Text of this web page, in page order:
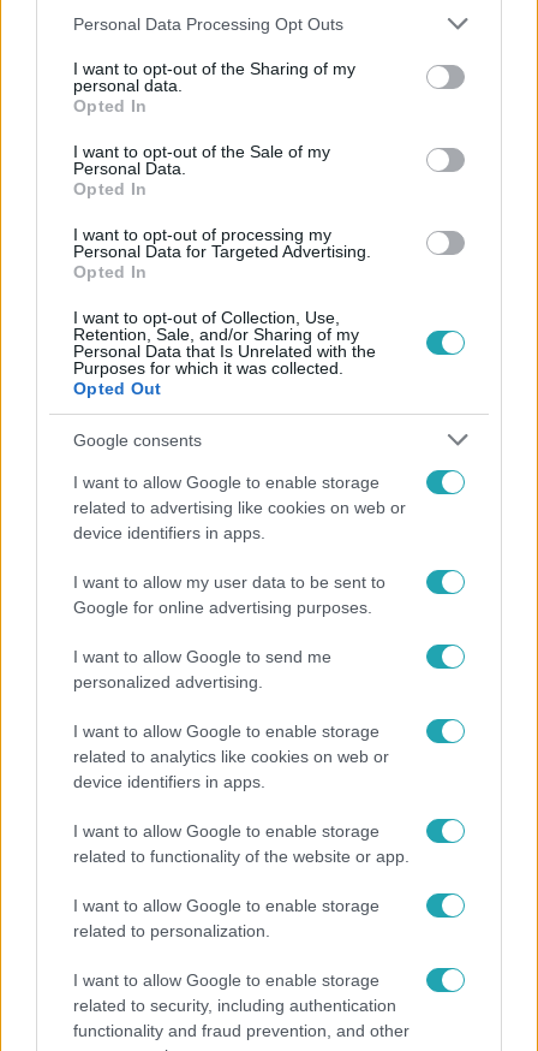
Please note that this website/app uses one or more Google
not limited to your visit or usage behaviour. You may click to
grant or deny consent to Google and its third-party tags to
use your data for below specified purposes in below Google
consent section.
Personal Data Processing Opt Outs
I want to opt-out of the Sharing of my
personal data.
Opted In
I want to opt-out of the Sale of my
Personal Data.
Opted In
I want to opt-out of processing my
Personal Data for Targeted Advertising.
Opted In
I want to opt-out of Collection, Use,
Retention, Sale, and/or Sharing of my
Personal Data that Is Unrelated with the
Purposes for which it was collected.
Opted Out
Google consents
I want to allow Google to enable storage
related to advertising like cookies on web or
device identifiers in apps.
I want to allow my user data to be sent to
Google for online advertising purposes.
I want to allow Google to send me
personalized advertising.
I want to allow Google to enable storage
related to analytics like cookies on web or
device identifiers in apps.
I want to allow Google to enable storage
related to functionality of the website or app.
I want to allow Google to enable storage
related to personalization.
I want to allow Google to enable storage
related to security, including authentication
functionality and fraud prevention, and other
Népszerű
Nagyvilág
legjobb élni 2026-ban
Életmód
és a gerincedet